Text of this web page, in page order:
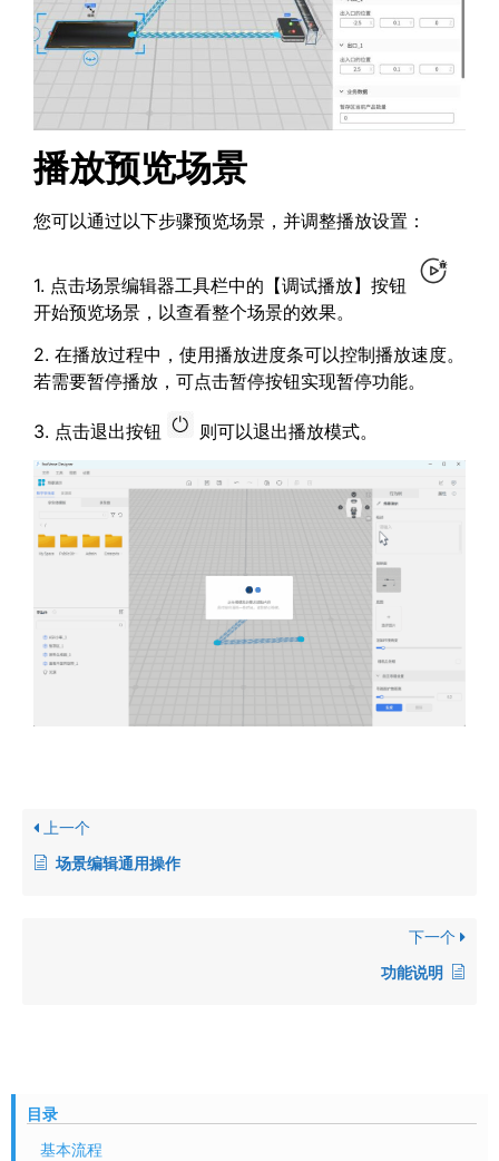
播放预览场景
您可以通过以下步骤预览场景，并调整播放设置：
1. 点击场景编辑器工具栏中的【调试播放】按钮
开始预览场景，以查看整个场景的效果。
2. 在播放过程中，使用播放进度条可以控制播放速度。
若需要暂停播放，可点击暂停按钮实现暂停功能。
3. 点击退出按钮 则可以退出播放模式。
上一个
场景编辑通用操作
下一个
功能说明
目录
基本流程